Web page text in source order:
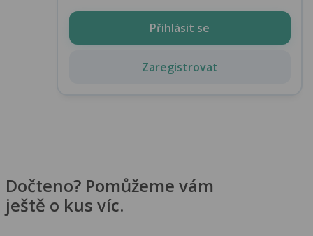
Přihlásit se
Zaregistrovat
Dočteno? Pomůžeme vám
ještě o kus víc.